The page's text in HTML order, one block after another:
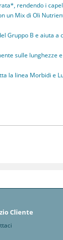
rendendo i
un Mix di Oli
Gruppo B e aiuta
sulle lunghezze
la linea Morbidi
Cliente